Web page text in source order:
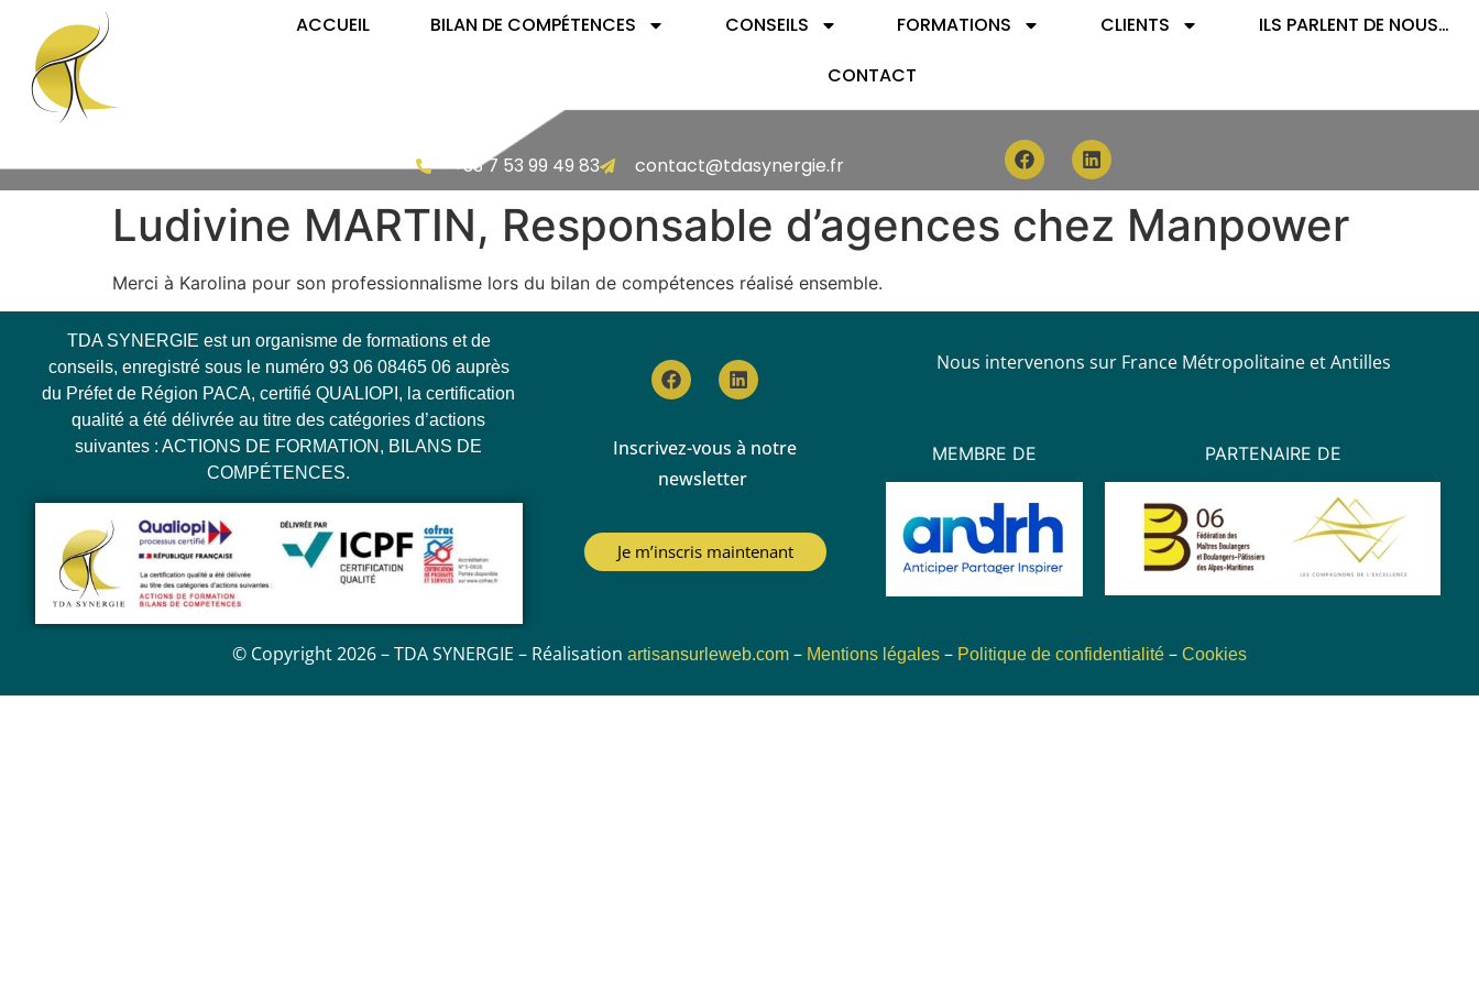
ACCUEIL BILAN DE COMPÉTENCES CONSEILS FORMATIONS CLIENTS
ILS PARLENT DE NOUS…
CONTACT
+33 7 53 99 49 83 contact@tdasynergie.fr
Ludivine MARTIN, Responsable d’agences chez Manpower
Merci à Karolina pour son professionnalisme lors du bilan de compétences réalisé ensemble.
TDA SYNERGIE est un organisme de formations et de
conseils, enregistré sous le numéro 93 06 08465 06 auprès
du Préfet de Région PACA, certifié QUALIOPI, la certification
qualité a été délivrée au titre des catégories d’actions
suivantes : ACTIONS DE FORMATION, BILANS DE
COMPÉTENCES.
Inscrivez-vous à notre
newsletter
Je m’inscris maintenant
Nous intervenons sur France Métropolitaine et Antilles
MEMBRE DE PARTENAIRE DE
© Copyright 2026 – TDA SYNERGIE – Réalisation artisansurleweb.com – Mentions légales – Politique de confidentialité – Cookies